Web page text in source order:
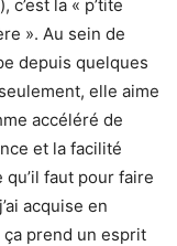
c’est la « p’tite
». Au sein de
depuis quelques
elle aime
accéléré de
et la facilité
faut pour faire
acquise en
prend un esprit